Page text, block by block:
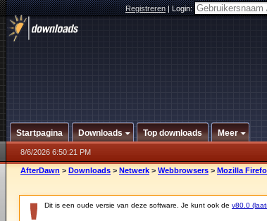
Registreren|Login:
Startpagina Downloads Top downloads Meer
8/6/2026 6:50:21 PM
AfterDawn > Downloads > Netwerk > Webbrowsers > Mozilla
Dit is een oude versie van deze software. Je kunt ook de v80.0